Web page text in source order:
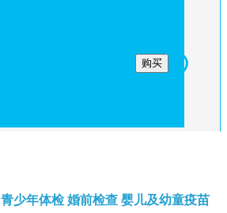
购买
青少年体检 婚前检查 婴儿及幼童疫苗